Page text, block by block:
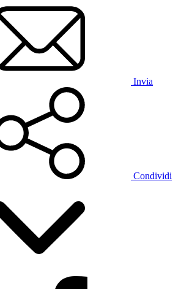
Invia
Condividi